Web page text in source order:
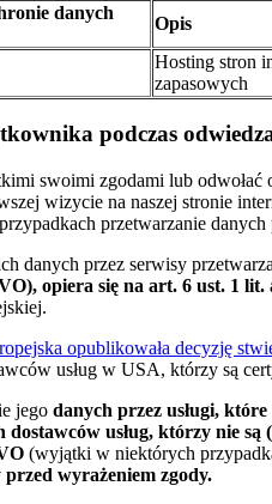
danych
Opis
Hosting stron
zapasowych
podczas
swoimi zgodami lub
wizycie na naszej stronie
przetwarzanie
danych przez serwisy
opiera się na art. 6 ust. 1
opublikowała decyzję
usług w USA, którzy są
jego danych przez usługi,
usług, którzy nie
(wyjątki w niektórych
wyrażeniem zgody.